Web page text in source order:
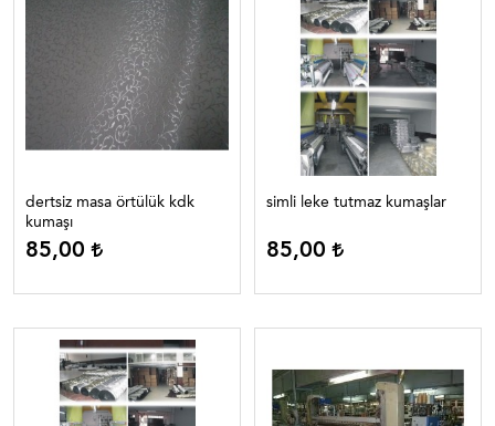
dertsiz masa örtülük kdk
kumaşı
85,00
simli leke tutmaz kumaşlar
85,00